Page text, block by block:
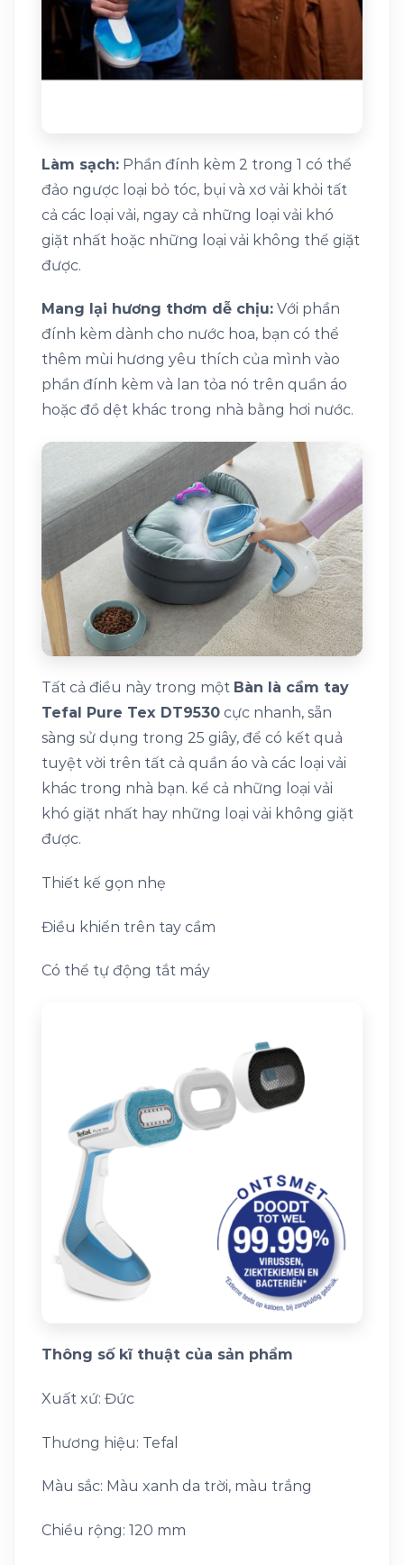
Làm sạch: Phần đính kèm 2 trong 1 có thể
đảo ngược loại bỏ tóc, bụi và xơ vải khỏi tất
cả các loại vải, ngay cả những loại vải khó
giặt nhất hoặc những loại vải không thể giặt
được.
Mang lại hương thơm dễ chịu: Với phần
đính kèm dành cho nước hoa, bạn có thể
thêm mùi hương yêu thích của mình vào
phần đính kèm và lan tỏa nó trên quần áo
hoặc đồ dệt khác trong nhà bằng hơi nước.
Tất cả điều này trong một Bàn là cầm tay
Tefal Pure Tex DT9530 cực nhanh, sẵn
sàng sử dụng trong 25 giây, để có kết quả
tuyệt vời trên tất cả quần áo và các loại vải
khác trong nhà bạn. kể cả những loại vải
khó giặt nhất hay những loại vải không giặt
được.
Thiết kế gọn nhẹ
Điều khiển trên tay cầm
Có thể tự động tắt máy
Thông số kĩ thuật của sản phẩm
Xuất xứ: Đức
Thương hiệu: Tefal
Màu sắc: Màu xanh da trời, màu trắng
Chiều rộng: 120 mm